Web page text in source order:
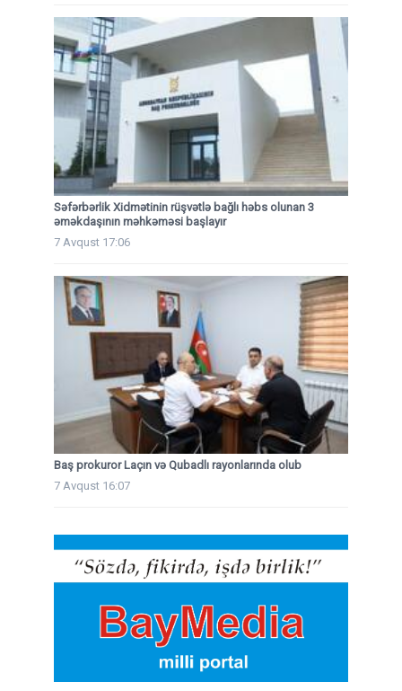
Səfərbərlik Xidmətinin rüşvətlə bağlı həbs olunan 3
əməkdaşının məhkəməsi başlayır
7 Avqust 17:06
Baş prokuror Laçın və Qubadlı rayonlarında olub
7 Avqust 16:07